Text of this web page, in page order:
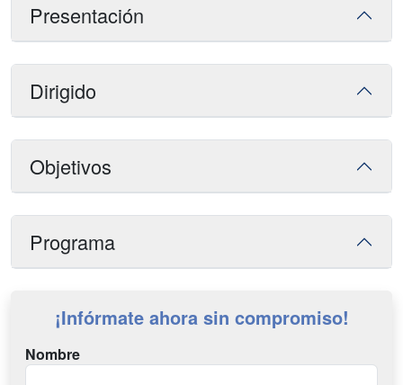
Presentación
Dirigido
Objetivos
Programa
¡Infórmate ahora sin compromiso!
Nombre